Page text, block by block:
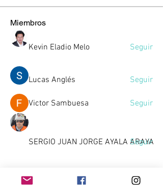
Miembros
Kevin Eladio Melo Seguir
Lucas Anglés Seguir
Victor Sambuesa Seguir
SERGIO JUAN JORGE AYALA ARAYA
Seguir
Gussst
Seguir